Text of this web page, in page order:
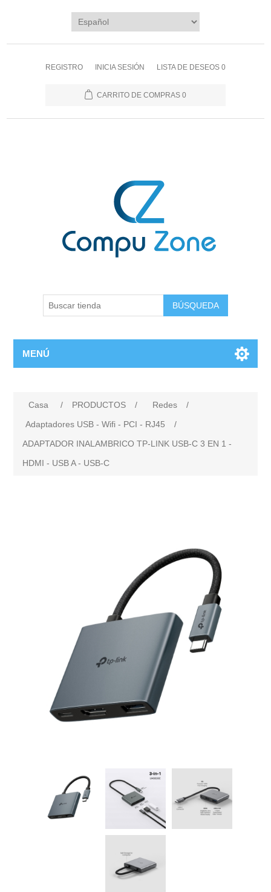
REGISTRO INICIA SESIÓN LISTA DE DESEOS 0
CARRITO DE COMPRAS 0
BÚSQUEDA
MENÚ
Casa / PRODUCTOS / Redes
/
Adaptadores USB - Wifi - PCI - RJ45
/
ADAPTADOR INALAMBRICO TP-LINK USB-C 3 EN 1 -
HDMI - USB A - USB-C